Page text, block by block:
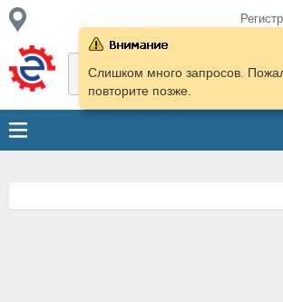
Слишком много запросов.
повторите позже.